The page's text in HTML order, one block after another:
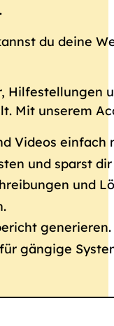
du deine
Hilfestellungen
Mit unserem
Videos
und sparst
und
generieren.
gängige